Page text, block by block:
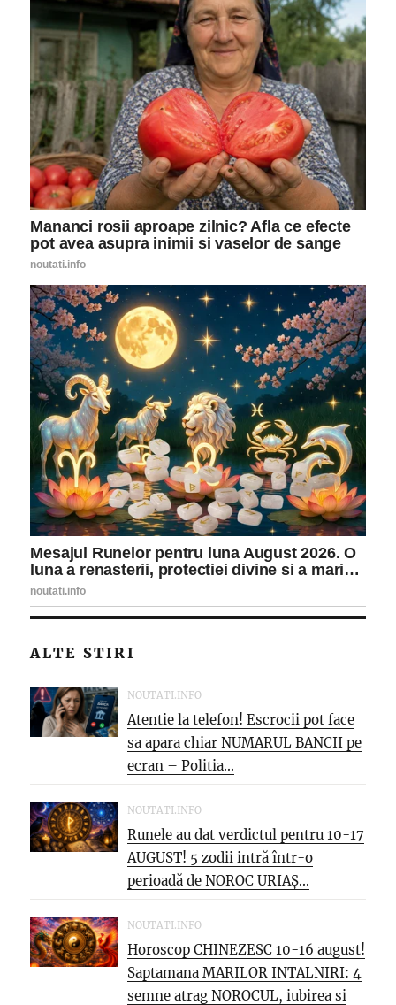
ALTE STIRI
NOUTATI.INFO
Atentie la telefon! Escrocii pot face
sa apara chiar NUMARUL BANCII pe
ecran – Politia...
NOUTATI.INFO
Runele au dat verdictul pentru 10-17
AUGUST! 5 zodii intră într-o
perioadă de NOROC URIAȘ...
NOUTATI.INFO
Horoscop CHINEZESC 10-16 august!
Saptamana MARILOR INTALNIRI: 4
semne atrag NOROCUL, iubirea si